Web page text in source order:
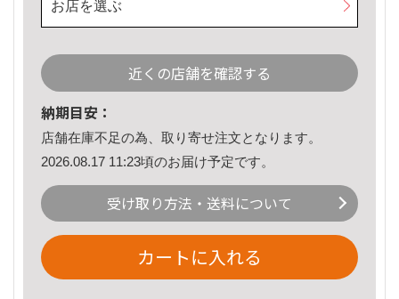
お店を選ぶ
近くの店舗を確認する
納期目安：
店舗在庫不足の為、取り寄せ注文となります。
2026.08.17 11:23頃のお届け予定です。
受け取り方法・送料について
カートに入れる